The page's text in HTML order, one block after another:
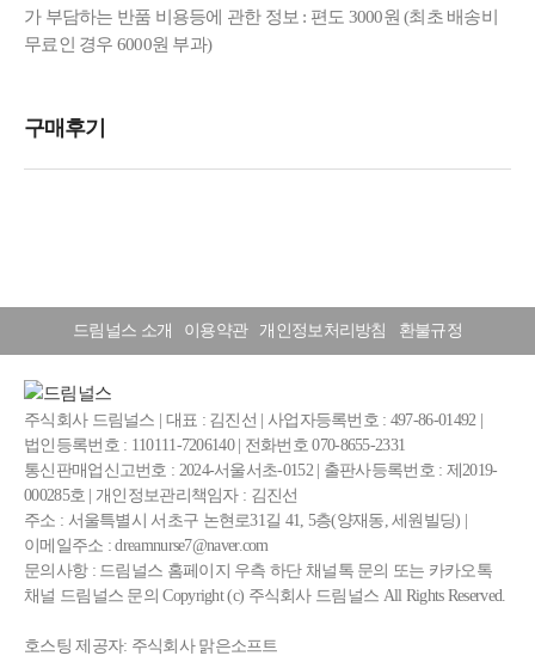
가 부담하는 반품 비용등에 관한 정보 : 편도 3000원 (최초 배송비
무료인 경우 6000원 부과)
드림널스 소개 이용약관 개인정보처리방침 환불규정
주식회사 드림널스 | 대표 : 김진선 | 사업자등록번호 : 497-86-01492 |
법인등록번호 : 110111-7206140 | 전화번호 070-8655-2331
통신판매업신고번호 : 2024-서울서초-0152 | 출판사등록번호 : 제2019-
000285호 | 개인정보관리책임자 : 김진선
주소 : 서울특별시 서초구 논현로31길 41, 5층(양재동, 세원빌딩) |
이메일주소 : dreamnurse7@naver.com
문의사항 : 드림널스 홈페이지 우측 하단 채널톡 문의 또는 카카오톡
채널 드림널스 문의 Copyright (c) 주식회사 드림널스 All Rights Reserved.
호스팅 제공자: 주식회사 맑은소프트